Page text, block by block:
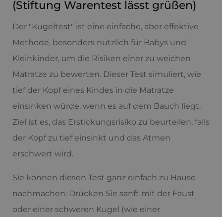
(Stiftung Warentest lässt grüßen)
Der "Kugeltest" ist eine einfache, aber effektive
Methode, besonders nützlich für Babys und
Kleinkinder, um die Risiken einer zu weichen
Matratze zu bewerten. Dieser Test simuliert, wie
tief der Kopf eines Kindes in die Matratze
einsinken würde, wenn es auf dem Bauch liegt.
Ziel ist es, das Erstickungsrisiko zu beurteilen, falls
der Kopf zu tief einsinkt und das Atmen
erschwert wird.
Sie können diesen Test ganz einfach zu Hause
nachmachen: Drücken Sie sanft mit der Faust
oder einer schweren Kugel (wie einer